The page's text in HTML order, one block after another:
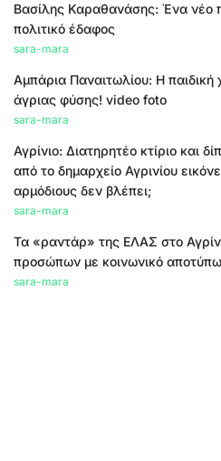
Βασίλης Καραθανάσης: Ένα νέο
πολιτικό έδαφος
sara-mara
Αμπάρια Παναιτωλίου: Η
άγριας φύσης! video foto
sara-mara
Αγρίνιο: Διατηρητέο κτίριο και
από το δημαρχείο Αγρινίου
αρμόδιους δεν βλέπει;
sara-mara
Τα «ραντάρ» της ΕΛΑΣ στο
προσώπων με κοινωνικό
sara-mara